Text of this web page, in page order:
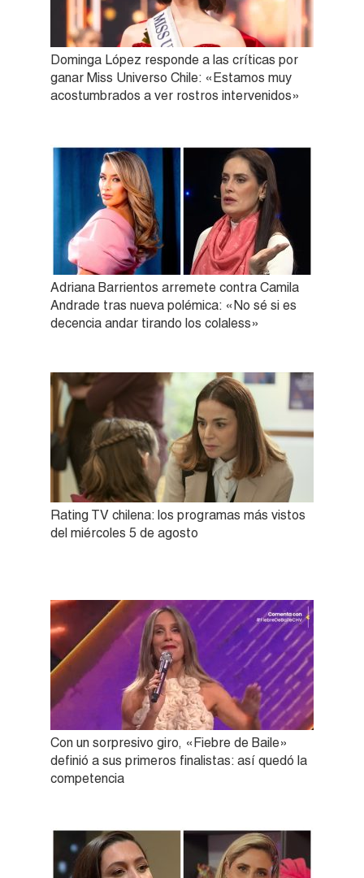
Dominga López responde a las críticas por
ganar Miss Universo Chile: «Estamos muy
acostumbrados a ver rostros intervenidos»
Adriana Barrientos arremete contra Camila
Andrade tras nueva polémica: «No sé si es
decencia andar tirando los colaless»
Rating TV chilena: los programas más vistos
del miércoles 5 de agosto
Con un sorpresivo giro, «Fiebre de Baile»
definió a sus primeros finalistas: así quedó la
competencia